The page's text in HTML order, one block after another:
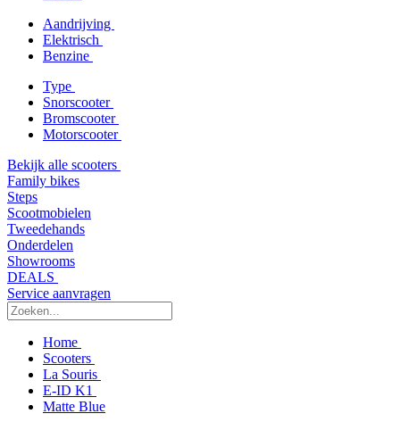
Aandrijving
Elektrisch
Benzine
Type
Snorscooter
Bromscooter
Motorscooter
Bekijk alle scooters
Family bikes
Steps
Scootmobielen
Tweedehands
Onderdelen
Showrooms
DEALS
Service aanvragen
Home
Scooters
La Souris
E-ID K1
Matte Blue